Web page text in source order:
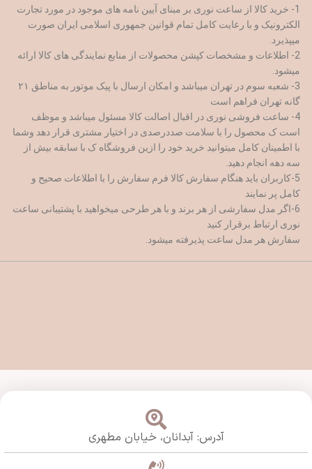
1- خرید کالا از ساعت نوری بر مبنای آیین نامه های موجود در مورد تجارت
الکترونیک و با رعایت کامل تمام قوانین جمهوری اسلامی ایران صورت
میپذیرد.
2- اطلاعات و مشخصات کپشن محصولات از منابع نمایندگی های کالا ارائه
میشود.
3- شعبه سوم در تهران میباشد و امکان ارسال با پیک موتور به مناطق ۲۱
گانه تهران فراهم است
4- ساعت فروشی نوری در اقبال اصالت کالا مسئول میباشد و موظف
است ک محصول را با سلامت صددرصدی در اختیار مشتری قرار دهد وشما
با اطمینان کامل میتوانید خرید خود را ازین فروشگاه ک با سابقه بیش از
سه دهه انجام دهید.
5-کاربران باید هنگام سفارش کالا فرم سفارش را با اطلاعات صحیح و
کامل پر نمایند
6-اگر مدل سفارشی از هر برند و با هر طرحی میخواهید با پشتیبانی ساعت
نوری ارتباط برقرار کنید
سفارش هر مدل ساعت پذیرفته میشود.
آدرس: آبدانان، خیابان مطهری